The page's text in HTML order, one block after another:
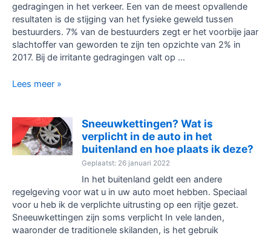
rijtje.
gedragingen in het verkeer. Een van de meest opvallende
resultaten is de stijging van het fysieke geweld tussen
bestuurders. 7% van de bestuurders zegt er het voorbije jaar
slachtoffer van geworden te zijn ten opzichte van 2% in
2017. Bij de irritante gedragingen valt op …
Steeds
agressie
tussen
bestuurders
Lees meer »
Sneeuwkettingen? Wat is
verplicht in de auto in het
buitenland en hoe plaats ik deze?
Geplaatst: 26 januari 2022
In het buitenland geldt een andere
regelgeving voor wat u in uw auto moet hebben. Speciaal
voor u heb ik de verplichte uitrusting op een rijtje gezet.
Sneeuwkettingen zijn soms verplicht In vele landen,
waaronder de traditionele skilanden, is het gebruik